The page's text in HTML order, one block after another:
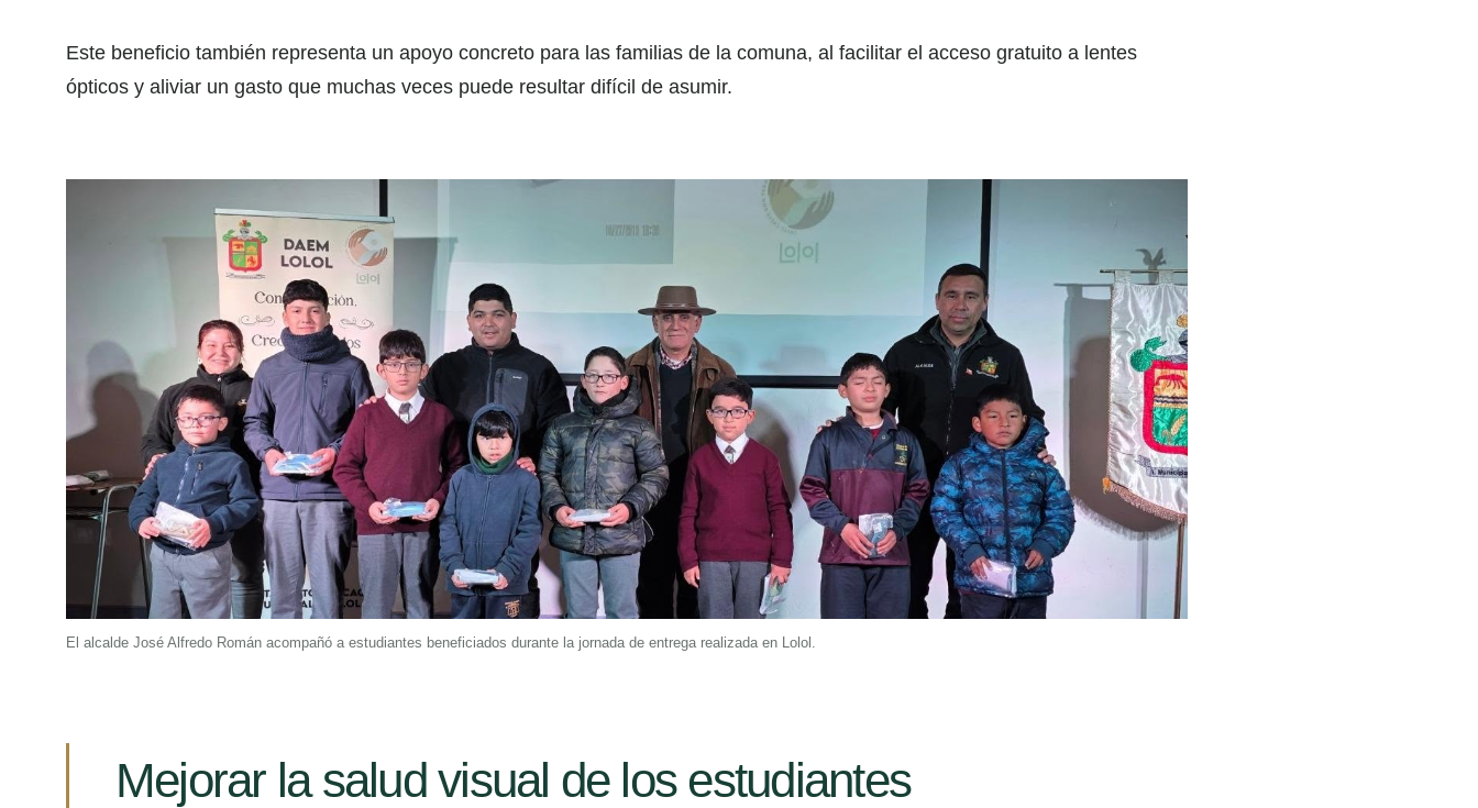
Este beneficio también representa un apoyo concreto para las familias de la comuna, al facilitar el acceso gratuito a lentes
ópticos y aliviar un gasto que muchas veces puede resultar difícil de asumir.
El alcalde José Alfredo Román acompañó a estudiantes beneficiados durante la jornada de entrega realizada en Lolol.
Mejorar la salud visual de los estudiantes